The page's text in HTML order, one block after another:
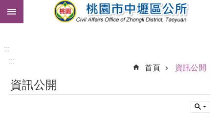
跳到主要內容區塊
公
車
:::
:::
首頁
資訊公開
資訊公開